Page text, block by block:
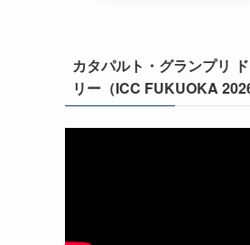
カタパルト・グランプリ
リー（ICC FUKUOKA